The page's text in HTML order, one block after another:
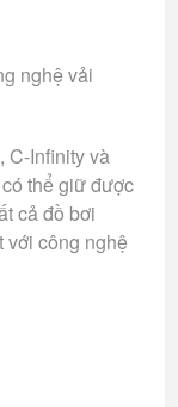
nghệ vải
C-Infinity và
thể giữ được
cả đồ bơi
với công nghệ